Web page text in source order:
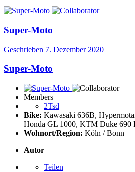
Super-Moto
Geschrieben 7. Dezember 2020
Super-Moto
Members
2Tsd
Bike: Kawasaki 636B,
Honda GL 1000, KTM Duke 690
Wohnort/Region: Köln / Bonn
Autor
Teilen